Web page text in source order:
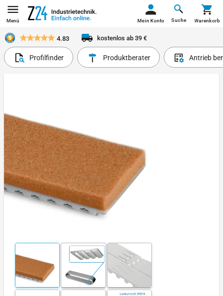
Menü Suche
Mein Konto Warenkorb
4.83 kostenlos ab 39 €
Profilfinder Produktberater Antrieb